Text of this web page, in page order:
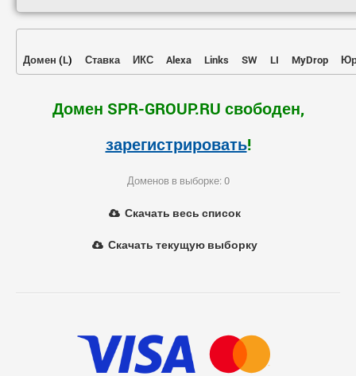
Домен (L) Ставка ИКС Alexa Links SW LI MyDrop
Домен SPR-GROUP.RU свободен,
зарегистрировать!
Доменов в выборке: 0
Скачать весь список
Скачать текущую выборку